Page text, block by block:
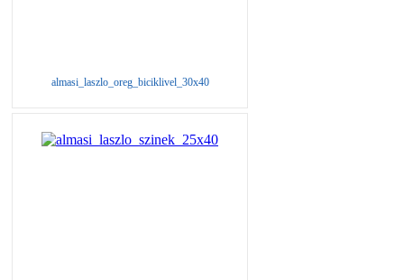
almasi_laszlo_oreg_biciklivel_30x40